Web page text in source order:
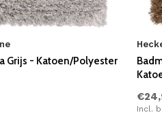
Grijs - Katoen/Polyester
Incl.